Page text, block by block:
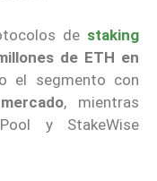
de staking
de ETH en
el segmento con
, mientras
y StakeWise